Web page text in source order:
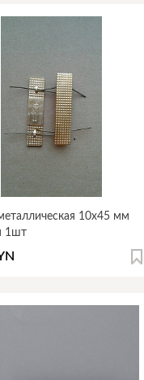
10х45 мм
1шт